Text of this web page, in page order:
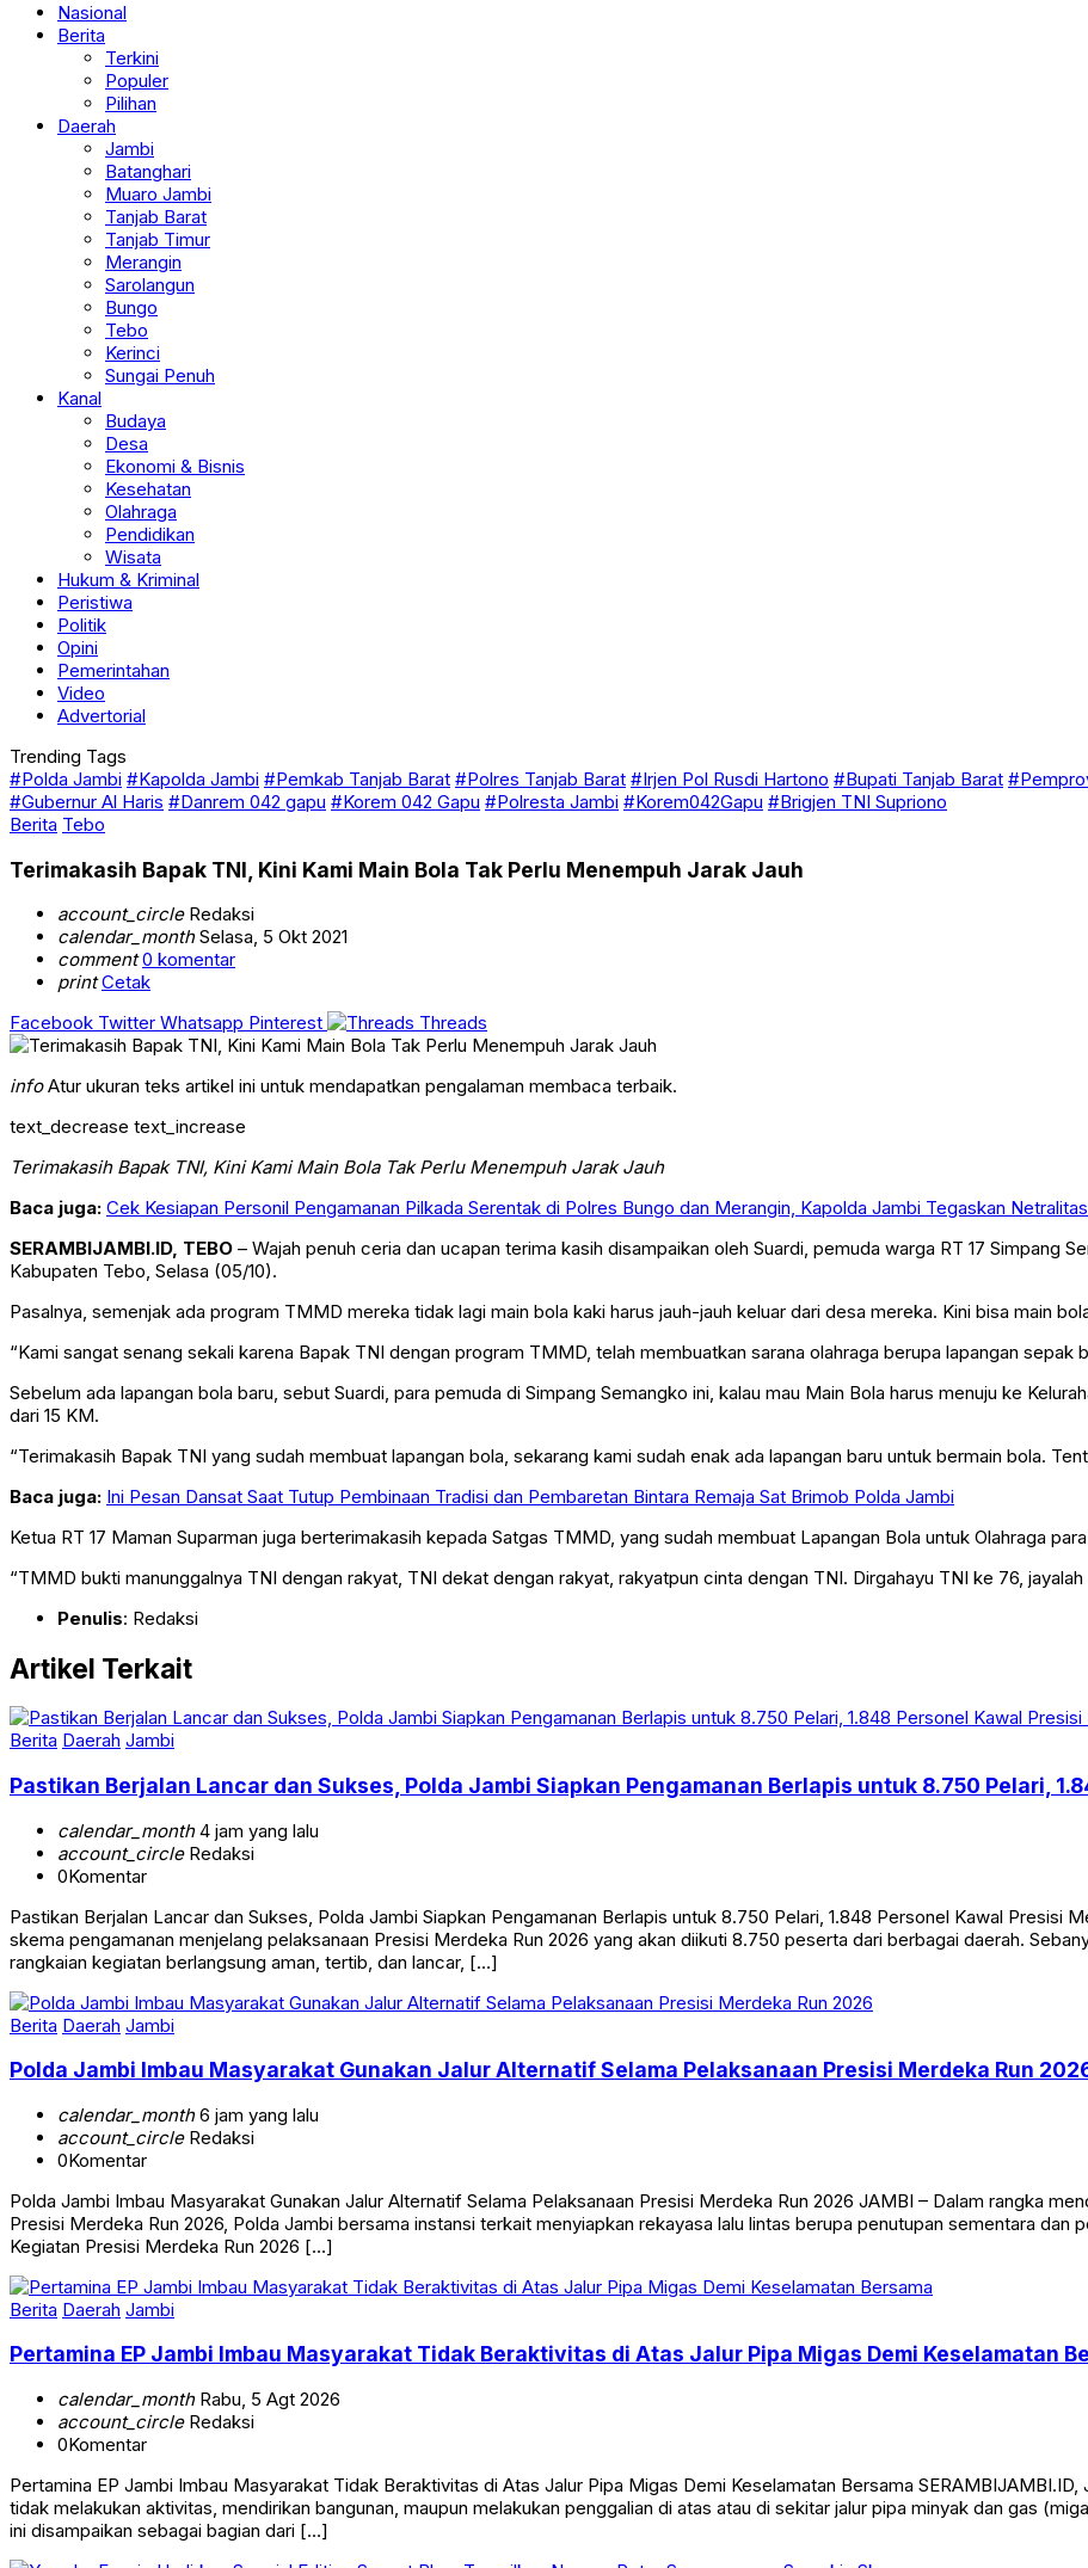
Nasional
Berita
Terkini
Populer
Pilihan
Daerah
Jambi
Batanghari
Muaro Jambi
Tanjab Barat
Tanjab Timur
Merangin
Sarolangun
Bungo
Tebo
Kerinci
Sungai Penuh
Kanal
Budaya
Desa
Ekonomi & Bisnis
Kesehatan
Olahraga
Pendidikan
Wisata
Hukum & Kriminal
Peristiwa
Politik
Opini
Pemerintahan
Video
Advertorial
Trending Tags
#Polda Jambi #Kapolda Jambi #Pemkab Tanjab Barat #Polres Tanjab Barat #Irjen Pol Rusdi Hartono #Bupati Tanjab Barat
#Gubernur Al Haris #Danrem 042 gapu #Korem 042 Gapu #Polresta Jambi #Korem042Gapu #Brigjen TNI Supriono
Berita Tebo
Terimakasih Bapak TNI, Kini Kami Main Bola Tak Perlu Menempuh Jarak Jauh
account_circleRedaksi
calendar_monthSelasa, 5 Okt 2021
comment 0 komentar
print Cetak
Facebook Twitter Whatsapp Pinterest Threads
infoAtur ukuran teks artikel ini untuk mendapatkan pengalaman membaca terbaik.
text_decrease text_increase
Terimakasih Bapak TNI, Kini Kami Main Bola Tak Perlu Menempuh Jarak Jauh
Baca juga: Cek Kesiapan Personil Pengamanan Pilkada Serentak di Polres Bungo dan Merangin, Kapolda Jambi Tegaskan
SERAMBIJAMBI.ID, TEBO – Wajah penuh ceria dan ucapan terima kasih disampaikan oleh Suardi, pemuda warga RT 17 Simpang
Kabupaten Tebo, Selasa (05/10).
Pasalnya, semenjak ada program TMMD mereka tidak lagi main bola kaki harus jauh-jauh keluar dari desa mereka. Kini bisa main
“Kami sangat senang sekali karena Bapak TNI dengan program TMMD, telah membuatkan sarana olahraga berupa lapangan sepak
Sebelum ada lapangan bola baru, sebut Suardi, para pemuda di Simpang Semangko ini, kalau mau Main Bola harus menuju ke
dari 15 KM.
“Terimakasih Bapak TNI yang sudah membuat lapangan bola, sekarang kami sudah enak ada lapangan baru untuk bermain bola.
Baca juga: Ini Pesan Dansat Saat Tutup Pembinaan Tradisi dan Pembaretan Bintara Remaja Sat Brimob Polda Jambi
Ketua RT 17 Maman Suparman juga berterimakasih kepada Satgas TMMD, yang sudah membuat Lapangan Bola untuk Olahraga
“TMMD bukti manunggalnya TNI dengan rakyat, TNI dekat dengan rakyat, rakyatpun cinta dengan TNI. Dirgahayu TNI ke 76,
Penulis: Redaksi
Artikel Terkait
Berita Daerah Jambi
Pastikan Berjalan Lancar dan Sukses, Polda Jambi Siapkan Pengamanan Berlapis untuk 8.750 Pelari,
calendar_month4 jam yang lalu
account_circleRedaksi
0Komentar
Pastikan Berjalan Lancar dan Sukses, Polda Jambi Siapkan Pengamanan Berlapis untuk 8.750 Pelari, 1.848 Personel Kawal Presisi
skema pengamanan menjelang pelaksanaan Presisi Merdeka Run 2026 yang akan diikuti 8.750 peserta dari berbagai daerah.
rangkaian kegiatan berlangsung aman, tertib, dan lancar, […]
Berita Daerah Jambi
Polda Jambi Imbau Masyarakat Gunakan Jalur Alternatif Selama Pelaksanaan Presisi Merdeka Run
calendar_month6 jam yang lalu
account_circleRedaksi
0Komentar
Polda Jambi Imbau Masyarakat Gunakan Jalur Alternatif Selama Pelaksanaan Presisi Merdeka Run 2026 JAMBI – Dalam rangka
Presisi Merdeka Run 2026, Polda Jambi bersama instansi terkait menyiapkan rekayasa lalu lintas berupa penutupan sementara dan
Kegiatan Presisi Merdeka Run 2026 […]
Berita Daerah Jambi
Pertamina EP Jambi Imbau Masyarakat Tidak Beraktivitas di Atas Jalur Pipa Migas Demi Keselamatan
calendar_monthRabu, 5 Agt 2026
account_circleRedaksi
0Komentar
Pertamina EP Jambi Imbau Masyarakat Tidak Beraktivitas di Atas Jalur Pipa Migas Demi Keselamatan Bersama
tidak melakukan aktivitas, mendirikan bangunan, maupun melakukan penggalian di atas atau di sekitar jalur pipa minyak dan gas
ini disampaikan sebagai bagian dari […]